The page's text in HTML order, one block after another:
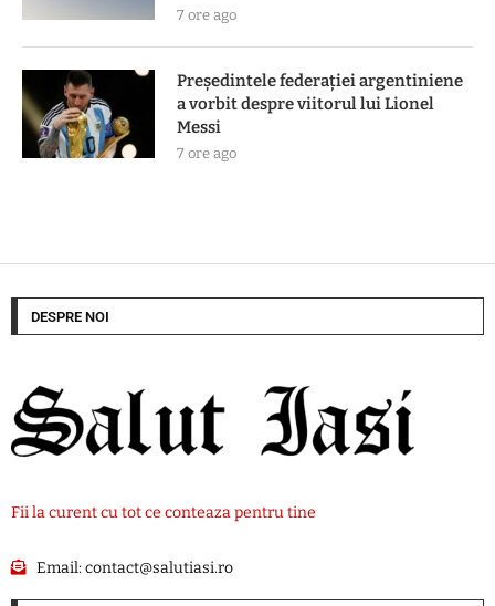
7 ore ago
Președintele federației argentiniene
a vorbit despre viitorul lui Lionel
Messi
7 ore ago
DESPRE NOI
Fii la curent cu tot ce conteaza pentru tine
Email:contact@salutiasi.ro